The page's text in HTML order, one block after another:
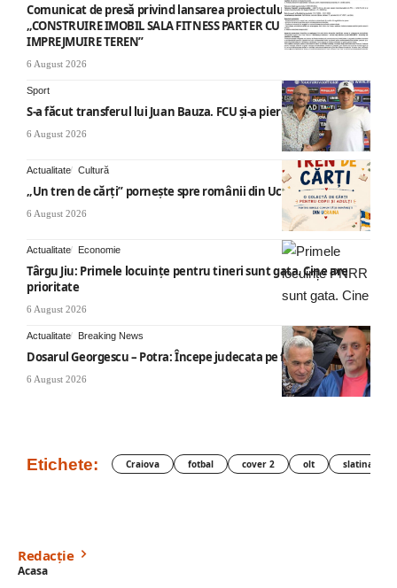
Comunicat de presă privind lansarea proiectului cu titlul
„CONSTRUIRE IMOBIL SALA FITNESS PARTER CU SUPANTA SI
IMPREJMUIRE TEREN”
6 August 2026
Sport
S-a făcut transferul lui Juan Bauza. FCU și-a pierdut vedeta
6 August 2026
Actualitate Cultură
„Un tren de cărți” pornește spre românii din Ucraina
6 August 2026
Actualitate Economie
Târgu Jiu: Primele locuințe pentru tineri sunt gata. Cine are
prioritate
6 August 2026
Actualitate Breaking News
Dosarul Georgescu – Potra: Începe judecata pe fond
6 August 2026
Etichete: Craiova fotbal cover 2 olt slatina
Redacție
Acasa